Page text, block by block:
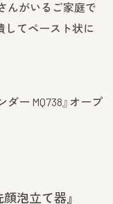
んがいるご家庭で
してペースト状に
ー MQ738』オープ
泡立て器』